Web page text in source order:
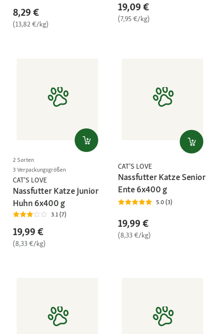
8,29 €
(13,82 €/kg)
19,09 €
(7,95 €/kg)
2 Sorten
3 Verpackungsgrößen
CAT'S LOVE
Nassfutter Katze Junior
Huhn 6x400 g
3.1 (7)
19,99 €
(8,33 €/kg)
CAT'S LOVE
Nassfutter Katze Senior
Ente 6x400 g
5.0 (3)
19,99 €
(8,33 €/kg)